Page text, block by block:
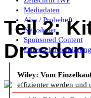
Mediadaten
Abo / Probeheft
Newsletter
Sponsored Content
Datenschutzerklärung
Wiley: Vom
effizienter werden und
Teil 2:
Dresden
Kitodo –